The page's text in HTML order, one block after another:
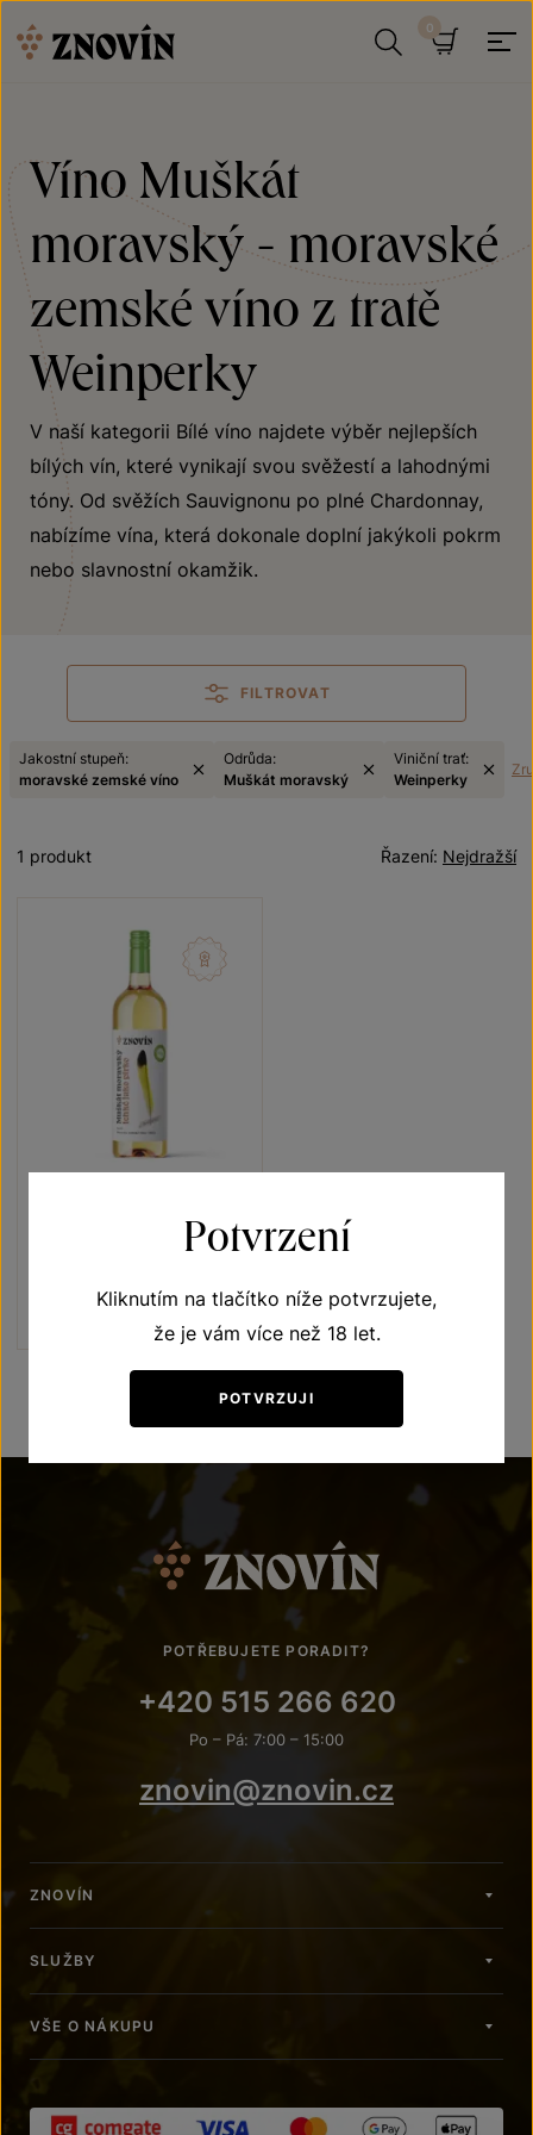
Víno Muškát
moravský - moravské
zemské víno z tratě
Weinperky
V naší kategorii Bílé víno najdete výběr nejlepších
bílých vín, které vynikají svou svěžestí a lahodnými
tóny. Od svěžích Sauvignonu po plné Chardonnay,
nabízíme vína, která dokonale doplní jakýkoli pokrm
nebo slavnostní okamžik.
FILTROVAT
Jakostní stupeň:
moravské zemské víno
Odrůda:
Muškát moravský
Viniční trať:
Weinperky
Nejdražší
Řazení:
1 produkt
Lehké jako pírko
Šarže 5318
Kč
POTŘEBUJETE PORADIT?
+420 515 266 620
Po – Pá: 7:00 – 15:00
znovin@znovin.cz
ZNOVÍN
SLUŽBY
VŠE O NÁKUPU
Potvrzení
Kliknutím na tlačítko níže potvrzujete,
že je vám více než 18 let.
POTVRZUJI